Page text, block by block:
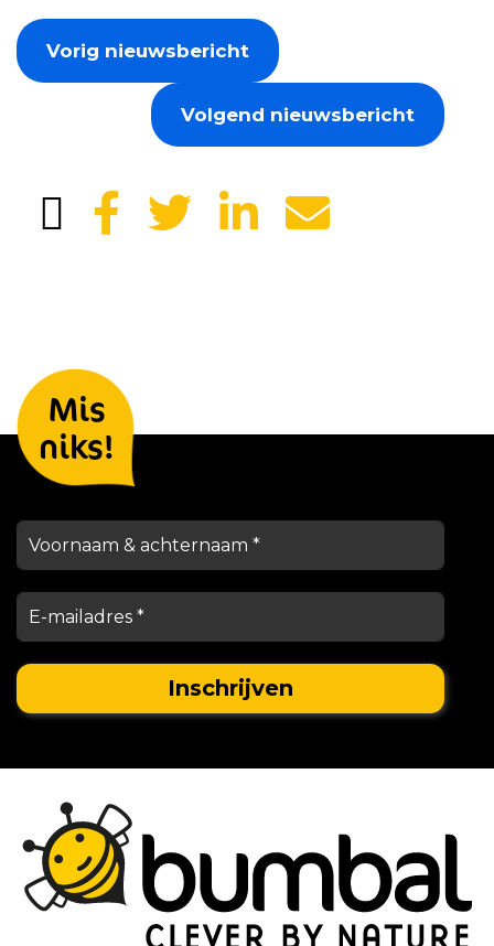
Vorig nieuwsbericht
Volgend nieuwsbericht
Mis
niks!